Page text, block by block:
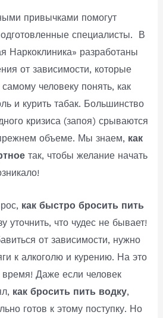
привычками помогут
специалисты. В
Наркоклиника» разработаны
от зависимости, которые
человеку понять, как
и курить табак. Большинство
кризиса (запоя) срываются
объеме. Мы знаем, как
так, чтобы желание начать
как быстро бросить пить
уточнить, что чудес не бывает!
от зависимости, нужно
к алкоголю и курению. На это
время! Даже если человек
как бросить пить водку,
готов к этому поступку. Но